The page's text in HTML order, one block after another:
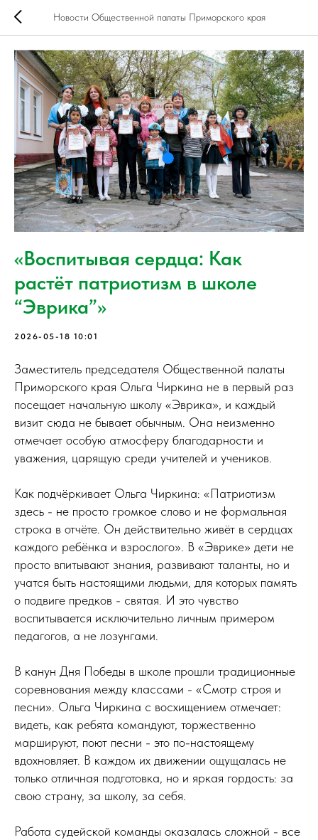
Новости Общественной палаты Приморского края
«Воспитывая сердца: Как
растёт патриотизм в школе
“Эврика”»
2026-05-18 10:01
Заместитель председателя Общественной палаты
Приморского края Ольга Чиркина не в первый раз
посещает начальную школу «Эврика», и каждый
визит сюда не бывает обычным. Она неизменно
отмечает особую атмосферу благодарности и
уважения, царящую среди учителей и учеников.
Как подчёркивает Ольга Чиркина: «Патриотизм
здесь - не просто громкое слово и не формальная
строка в отчёте. Он действительно живёт в сердцах
каждого ребёнка и взрослого». В «Эврике» дети не
просто впитывают знания, развивают таланты, но и
учатся быть настоящими людьми, для которых память
о подвиге предков - святая. И это чувство
воспитывается исключительно личным примером
педагогов, а не лозунгами.
В канун Дня Победы в школе прошли традиционные
соревнования между классами - «Смотр строя и
песни». Ольга Чиркина с восхищением отмечает:
видеть, как ребята командуют, торжественно
маршируют, поют песни - это по-настоящему
вдохновляет. В каждом их движении ощущалась не
только отличная подготовка, но и яркая гордость: за
свою страну, за школу, за себя.
Работа судейской команды оказалась сложной - все